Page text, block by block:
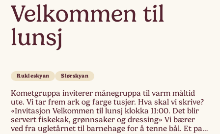
Velkommen til
lunsj
Rukleskyan Slørskyan
Kometgruppa inviterer månegruppa til varm måltid
ute. Vi tar frem ark og farge tusjer. Hva skal vi skrive?
«Invitasjon Velkommen til lunsj klokka 11:00. Det blir
servert fiskekak, grønnsaker og dressing» Vi bærer
ved fra ugletårnet til barnehage for å tenne bål. Et par